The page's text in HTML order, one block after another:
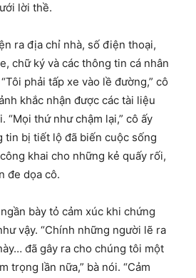
lời thề.
ra địa chỉ nhà, số điện thoại,
chữ ký và các thông tin cá nhân
phải tấp xe vào lề đường,” cô
khắc nhận được các tài liệu
“Mọi thứ như chậm lại,” cô ấy
tin bị tiết lộ đã biến cuộc sống
khai cho những kẻ quấy rối,
đe dọa cô.
bày tỏ cảm xúc khi chứng
vậy. “Chính những người lẽ ra
đã gây ra cho chúng tôi một
trọng lần nữa,” bà nói. “Cảm